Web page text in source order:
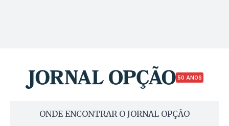
50 ANOS
ONDE ENCONTRAR O JORNAL OPÇÃO